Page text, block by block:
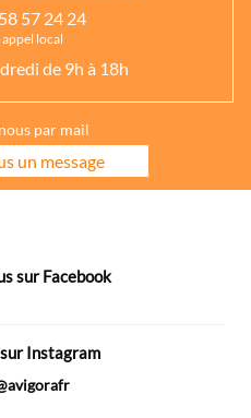
57 24 24
appel local
de 9h à 18h
par mail
un message
sur Facebook
Instagram